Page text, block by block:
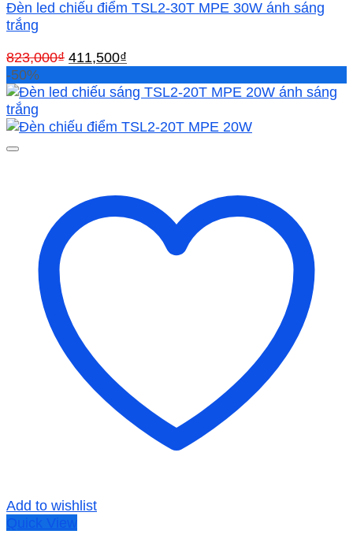
Đèn led chiếu điểm TSL2-30T MPE 30W ánh sáng
trắng
823,000₫ Giá
là:
411,500₫
tại
411,500₫.
-50%
Add to wishlist
Quick View